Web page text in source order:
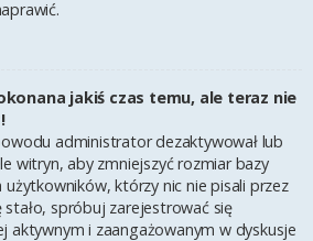
jakiś czas temu, ale teraz nie
administrator dezaktywował lub
witryn, aby zmniejszyć rozmiar bazy
użytkowników, którzy nic nie pisali przez
stało, spróbuj zarejestrować się
aktywnym i zaangażowanym w dyskusje